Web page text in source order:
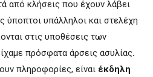
από κλήσεις που έχουν λάβει
ύποπτοι υπάλληλοι και στελέχη
στις υποθέσεις των
πρόσφατα άρσεις ασυλίας.
πληροφορίες, είναι έκδηλη